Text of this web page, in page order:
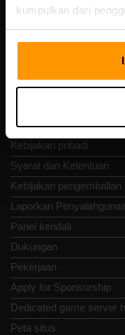
kumpulkan dari
Kontak
Kebijakan pribadi
Syarat dan Ketentuan
Kebijakan pengembalian
Laporkan
Panel kendali
Dukungan
Pekerjaan
Apply for Sponsorship
Dedicated game server
Peta situs